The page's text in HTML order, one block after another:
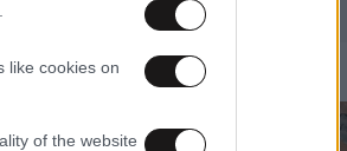
like cookies on
of the website